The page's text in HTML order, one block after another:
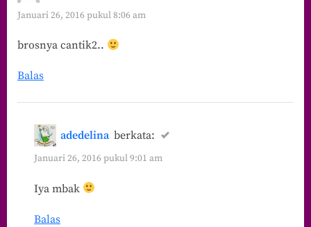
Januari 26, 2016 pukul 8:06 am
brosnya cantik2..
Balas
adedelina berkata:
Januari 26, 2016 pukul 9:01 am
Iya mbak
Balas